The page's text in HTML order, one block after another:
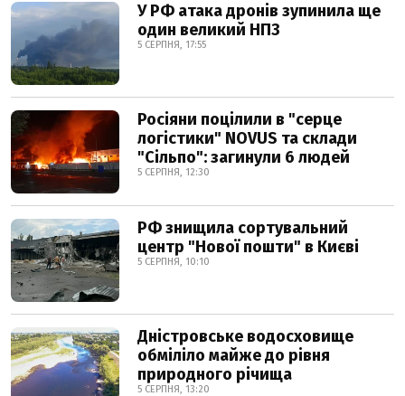
У РФ атака дронів зупинила ще
один великий НПЗ
5 СЕРПНЯ, 17:55
Росіяни поцілили в "серце
логістики" NOVUS та склади
"Сільпо": загинули 6 людей
5 СЕРПНЯ, 12:30
РФ знищила сортувальний
центр "Нової пошти" в Києві
5 СЕРПНЯ, 10:10
Дністровське водосховище
обміліло майже до рівня
природного річища
5 СЕРПНЯ, 13:20